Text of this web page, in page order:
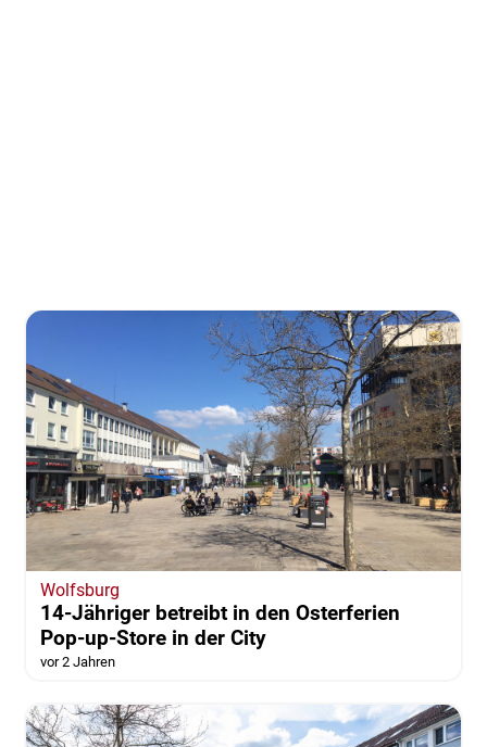
Wolfsburg
14-Jähriger betreibt in den Osterferien
Pop-up-Store in der City
vor 2 Jahren